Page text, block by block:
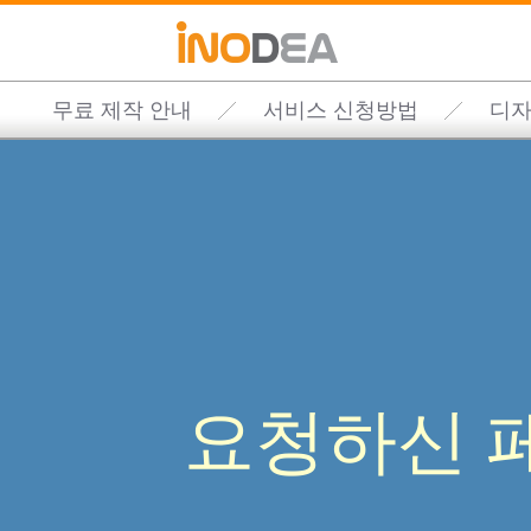
무료 제작 안내 서비스 신청방법 디
요청하신